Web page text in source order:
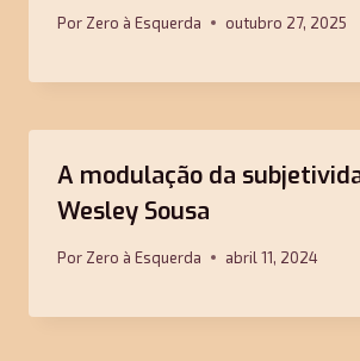
Por Zero à Esquerda outubro 27, 2025
A modulação da
Wesley Sousa
Por Zero à Esquerda abril 11, 2024